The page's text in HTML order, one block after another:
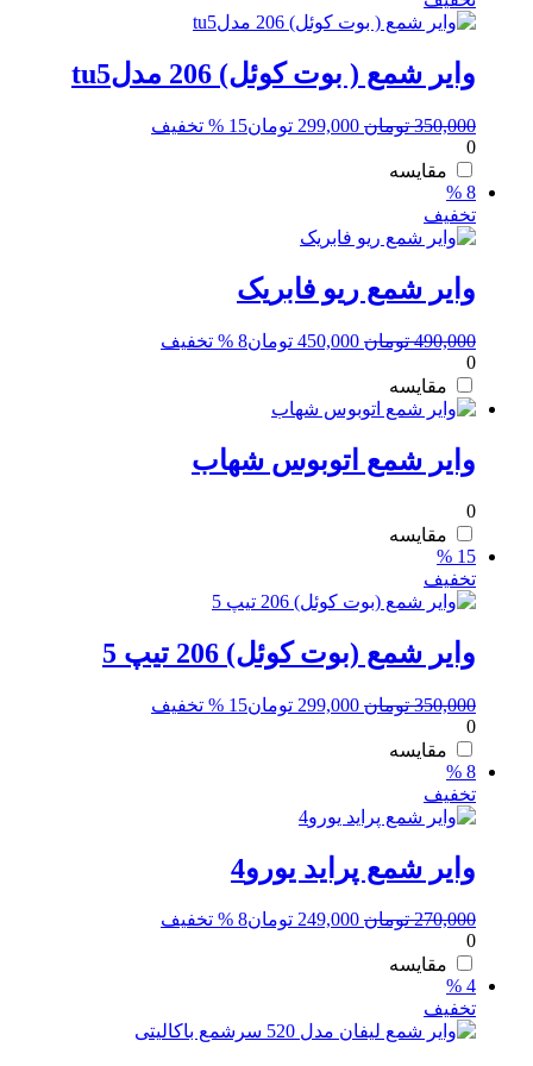
وایر شمع ( بوت کوئل) 206 مدلtu5
350,000 تومان قیمت
299,000 تومان15 % تخفیف
0
مقایسه
8 %
تخفیف
وایر شمع ریو فابریک
490,000 تومان قیمت
بود.
450,000 تومان8 % تخفیف
0
مقایسه
وایر شمع اتوبوس شهاب
0
مقایسه
15 %
تخفیف
وایر شمع (بوت کوئل) 206 تیپ 5
350,000 تومان قیمت
299,000 تومان15 % تخفیف
0
مقایسه
8 %
تخفیف
وایر شمع پراید یورو4
270,000 تومان قیمت
249,000 تومان8 % تخفیف
0
مقایسه
4 %
تخفیف